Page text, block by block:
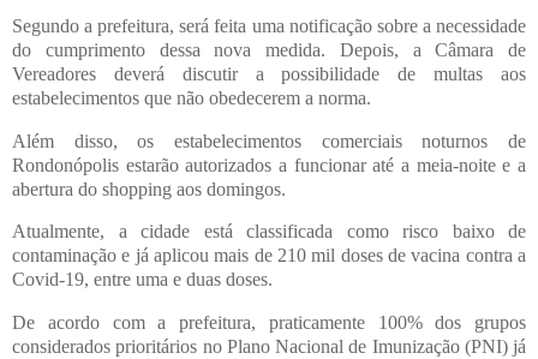
Segundo a prefeitura, será feita uma notificação sobre a necessidade
do cumprimento dessa nova medida. Depois, a Câmara de
Vereadores deverá discutir a possibilidade de multas aos
estabelecimentos que não obedecerem a norma.
Além disso, os estabelecimentos comerciais noturnos de
Rondonópolis estarão autorizados a funcionar até a meia-noite e a
abertura do shopping aos domingos.
Atualmente, a cidade está classificada como risco baixo de
contaminação e já aplicou mais de 210 mil doses de vacina contra a
Covid-19, entre uma e duas doses.
De acordo com a prefeitura, praticamente 100% dos grupos
considerados prioritários no Plano Nacional de Imunização (PNI) já